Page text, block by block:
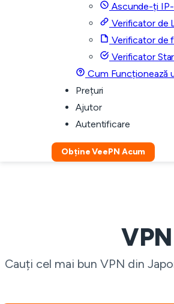
Ascunde-ți
Verificator de
Verificator de
Verificator
Cum Funcționează
Prețuri
Ajutor
Autentificare
Obține VeePN Acum
Cauți cel mai bun VPN din